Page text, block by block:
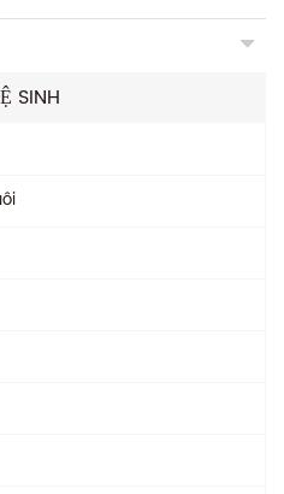
SINH